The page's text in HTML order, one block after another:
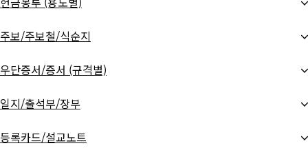
주보/주보철/식순지
우단증서/증서 (규격별)
일지/출석부/장부
등록카드/설교노트